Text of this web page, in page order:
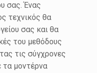
σας. Ένας
τεχνικός θα
σας και θα
του μεθόδους
τις σύγχρονες
τα μοντέρνα